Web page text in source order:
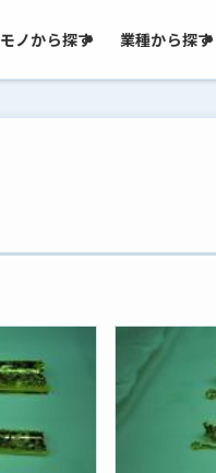
モノから探す 業種から探す